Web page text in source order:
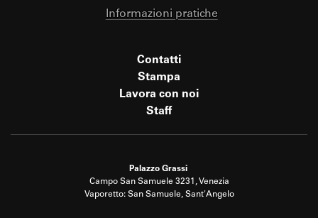
Informazioni pratiche
Contatti
Stampa
Lavora con noi
Staff
Palazzo Grassi
Campo San Samuele 3231, Venezia
Vaporetto: San Samuele, Sant'Angelo